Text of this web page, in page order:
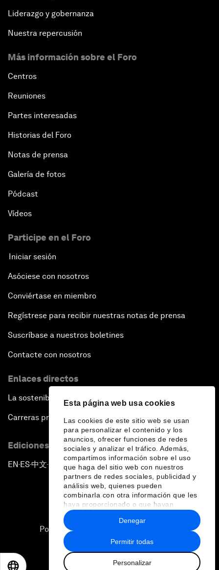
Esta página web usa cookies
Las cookies de este sitio web se usan
para personalizar el contenido y los
anuncios, ofrecer funciones de redes
sociales y analizar el tráfico. Además,
compartimos información sobre el uso
que haga del sitio web con nuestros
partners de redes sociales, publicidad y
análisis web, quienes pueden
combinarla con otra información que les
haya proporcionado o que hayan
recopilado a partir del uso que haya
hecho de sus servicios.
Permitir todas
Personalizar
Denegar
Liderazgo y gobernanza
Nuestra repercusión
Más información sobre el Foro
Centros
Reuniones
Partes interesadas
Historias del Foro
Notas de prensa
Galería de fotos
Pódcast
Vídeos
Participe en el Foro
Iniciar sesión
Asóciese con nosotros
Conviértase en miembro
Regístrese para recibir nuestras notas de prensa
Suscríbase a nuestros boletines
Contacte con nosotros
Enlaces directos
La sostenibilidad en el Foro
Carreras profesionales
Ediciones en otros idiomas
EN ▪ES▪中文▪ 日本語
Política de privacidad y normas de uso
Sitemap
2026 Foro Económico Mundial